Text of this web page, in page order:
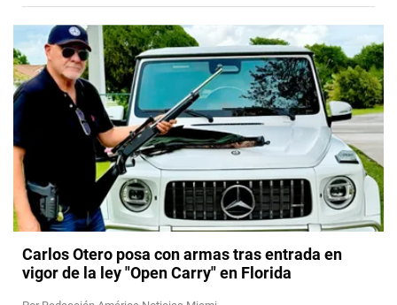
Carlos Otero posa con armas tras entrada en
vigor de la ley "Open Carry" en Florida